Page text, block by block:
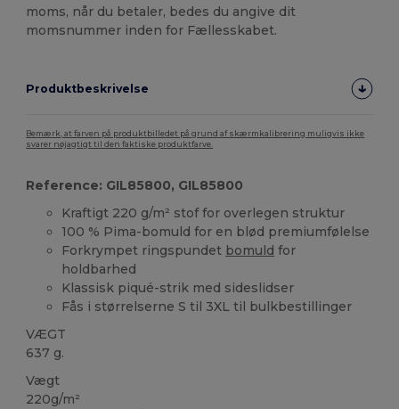
moms, når du betaler, bedes du angive dit
momsnummer inden for Fællesskabet.
Produktbeskrivelse
Bemærk, at farven på produktbilledet på grund af skærmkalibrering muligvis ikke
svarer nøjagtigt til den faktiske produktfarve.
Reference: GIL85800, GIL85800
Kraftigt 220 g/m² stof for overlegen struktur
100 % Pima-bomuld for en blød premiumfølelse
Forkrympet ringspundet bomuld for
holdbarhed
Klassisk piqué-strik med sideslidser
Fås i størrelserne S til 3XL til bulkbestillinger
VÆGT
637 g.
Vægt
220g/m²